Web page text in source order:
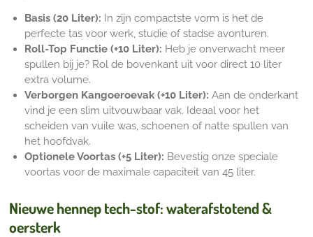
Basis (20 Liter): In zijn compactste vorm is het de
perfecte tas voor werk, studie of stadse avonturen.
Roll-Top Functie (+10 Liter): Heb je onverwacht meer
spullen bij je? Rol de bovenkant uit voor direct 10 liter
extra volume.
Verborgen Kangoeroevak (+10 Liter): Aan de onderkant
vind je een slim uitvouwbaar vak. Ideaal voor het
scheiden van vuile was, schoenen of natte spullen van
het hoofdvak.
Optionele Voortas (+5 Liter): Bevestig onze speciale
voortas voor de maximale capaciteit van 45 liter.
Nieuwe hennep tech-stof: waterafstotend &
oersterk